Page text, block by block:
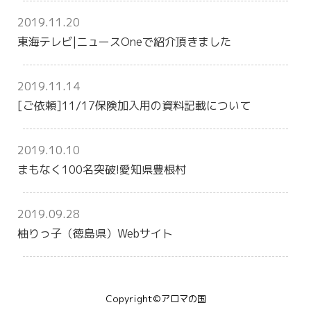
2019.11.20
東海テレビ|ニュースOneで紹介頂きました
2019.11.14
[ご依頼]11/17保険加入用の資料記載について
2019.10.10
まもなく100名突破!愛知県豊根村
2019.09.28
柚りっ子（徳島県）Webサイト
Copyright©アロマの国